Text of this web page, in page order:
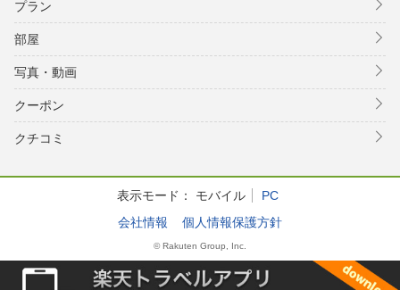
プラン
部屋
写真・動画
クーポン
クチコミ
表示モード： モバイル
PC
会社情報
個人情報保護方針
© Rakuten Group, Inc.